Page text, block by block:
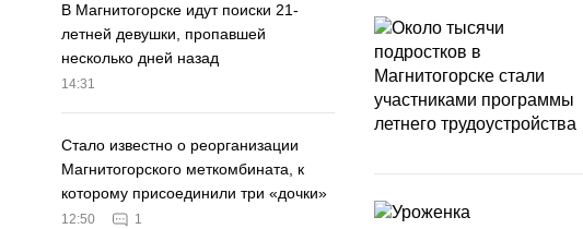
В Магнитогорске идут поиски 21-
летней девушки, пропавшей
несколько дней назад
14:31
Стало известно о реорганизации
Магнитогорского меткомбината, к
которому присоединили три «дочки»
12:50 1